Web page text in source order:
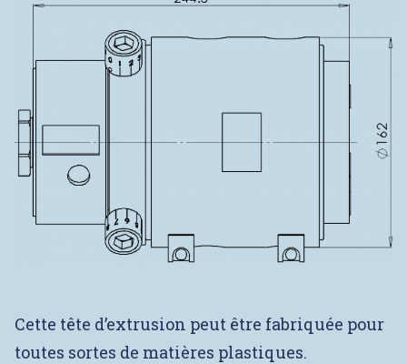
Cette tête d’extrusion peut être fabriquée pour
toutes sortes de matières plastiques.